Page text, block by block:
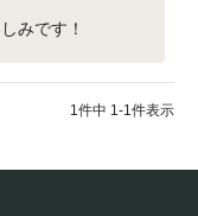
みです！
1件中 1-1件表示